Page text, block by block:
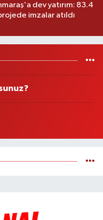
dev yatırım: 83.4
imzalar atıldı